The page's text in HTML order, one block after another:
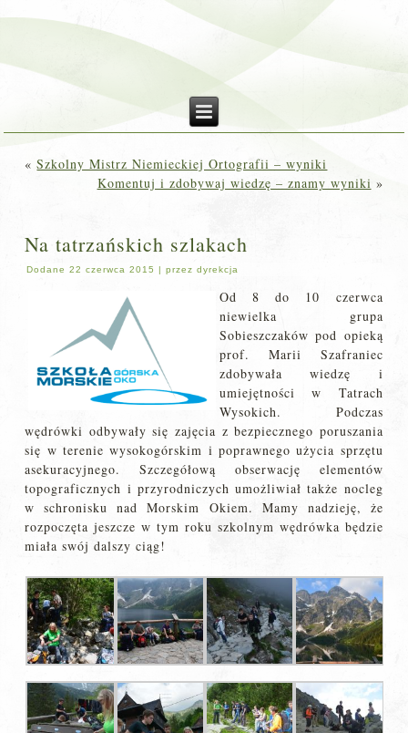
«Szkolny Mistrz Niemieckiej Ortografii – wyniki
Komentuj i zdobywaj wiedzę – znamy wyniki »
Na tatrzańskich szlakach
Dodane 22 czerwca 2015 |przez dyrekcja
Od 8 do 10 czerwca
niewielka grupa
Sobieszczaków pod opieką
prof. Marii Szafraniec
zdobywała wiedzę i
umiejętności w Tatrach
Wysokich. Podczas
wędrówki odbywały się zajęcia z bezpiecznego poruszania
się w terenie wysokogórskim i poprawnego użycia sprzętu
asekuracyjnego. Szczegółową obserwację elementów
topograficznych i przyrodniczych umożliwiał także nocleg
w schronisku nad Morskim Okiem. Mamy nadzieję, że
rozpoczęta jeszcze w tym roku szkolnym wędrówka będzie
miała swój dalszy ciąg!